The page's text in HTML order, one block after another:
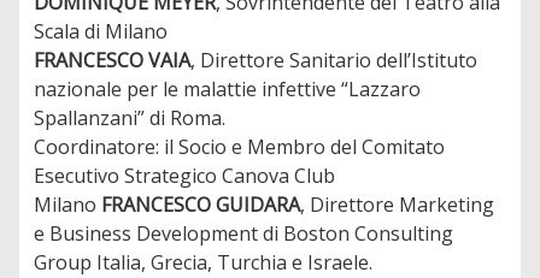
Scala di Milano
FRANCESCO VAIA, Direttore Sanitario dell’Istituto
nazionale per le malattie infettive “Lazzaro
Spallanzani” di Roma.
Coordinatore: il Socio e Membro del Comitato
Esecutivo Strategico Canova Club
Milano FRANCESCO GUIDARA, Direttore Marketing
e Business Development di Boston Consulting
Group Italia, Grecia, Turchia e Israele.